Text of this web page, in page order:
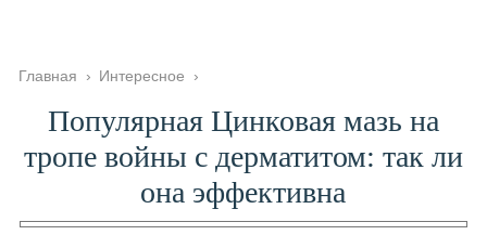
Главная › Интересное ›
Популярная Цинковая мазь на
тропе войны с дерматитом: так ли
она эффективна